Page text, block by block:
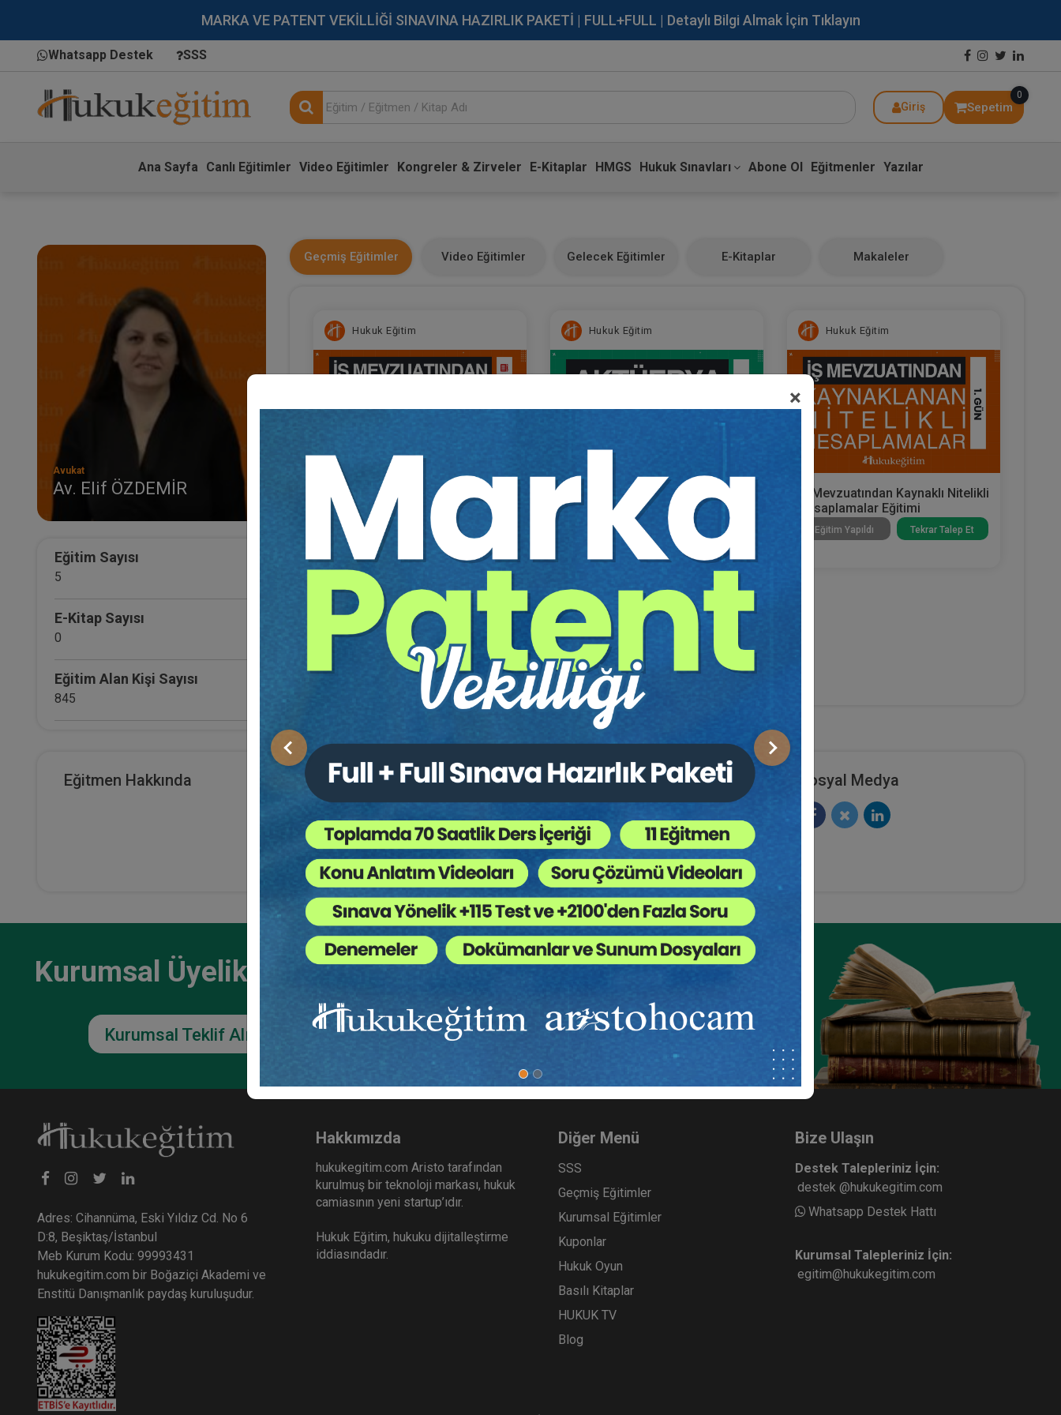
MARKA VE PATENT VEKİLLİĞİ SINAVINA HAZIRLIK PAKETİ | FULL+FULL | Detaylı Bilgi Almak İçin Tıklayın
Whatsapp Destek SSS
Giriş Sepetim
0
Ana Sayfa Canlı Eğitimler Video Eğitimler Kongreler & Zirveler E-Kitaplar HMGS Hukuk Sınavları Abone Ol Eğitmenler Yazılar
×
Önceki Sonraki
Avukat
Av. Elif ÖZDEMİR
Eğitim Sayısı
5
E-Kitap Sayısı
0
Eğitim Alan Kişi Sayısı
845
Geçmiş Eğitimler Video Eğitimler Gelecek Eğitimler E-Kitaplar Makaleler
Hukuk Eğitim
İş Mevzuatından Kaynaklı Nitelikli
Hesaplamalar Eğitimi
Eğitim Yapıldı Tekrar Talep Et
Hukuk Eğitim
Aktüerya (Bedensel Zarar)
Nitelikli Hesaplama Eğitimi | 2.
Eğitim Yapıldı Tekrar Talep Et
Hukuk Eğitim
İş Mevzuatından Kaynaklı Nitelikli
Hesaplamalar Eğitimi
Eğitim Yapıldı Tekrar Talep Et
Hukuk Eğitim
Aktüerya (Bedensel Zarar)
Nitelikli Hesaplama Eğitimi
Eğitim Yapıldı Tekrar Talep Et
Hukuk Eğitim
İş Mevzuatından Kaynaklı Nitelikli
Hesaplamalar Eğitimi
Eğitim Yapıldı Tekrar Talep Et
Eğitmen Hakkında Sosyal Medya
Kurumsal Üyelikler İçin
Kurumsal Teklif Alın
Ekibinizin hukuk bilgisini yükseltin, kaliteli içeriklerle size
Ekibinize, Hukuk Eğitim’in birbirinden kaliteli eğitimlerine
sınırsız erişim imkanı sunun.
Adres: Cihannüma, Eski Yıldız Cd. No 6
D:8, Beşiktaş/İstanbul
Meb Kurum Kodu: 99993431
hukukegitim.com bir Boğaziçi Akademi ve
Enstitü Danışmanlık paydaş kuruluşudur.
Hakkımızda
hukukegitim.com Aristo tarafından
kurulmuş bir teknoloji markası, hukuk
camiasının yeni startup’ıdır.
Hukuk Eğitim, hukuku dijitalleştirme
iddiasındadır.
Diğer Menü
SSS
Geçmiş Eğitimler
Kurumsal Eğitimler
Kuponlar
Hukuk Oyun
Basılı Kitaplar
HUKUK TV
Blog
Bize Ulaşın
Destek Talepleriniz İçin:
destek @hukukegitim.com
Whatsapp Destek Hattı
Kurumsal Talepleriniz İçin:
egitim@hukukegitim.com